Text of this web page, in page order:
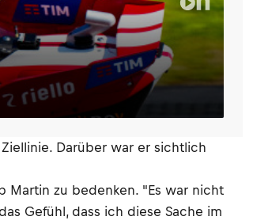
Darüber war er sichtlich
Martin zu bedenken. "Es war nicht
Gefühl, dass ich diese Sache im